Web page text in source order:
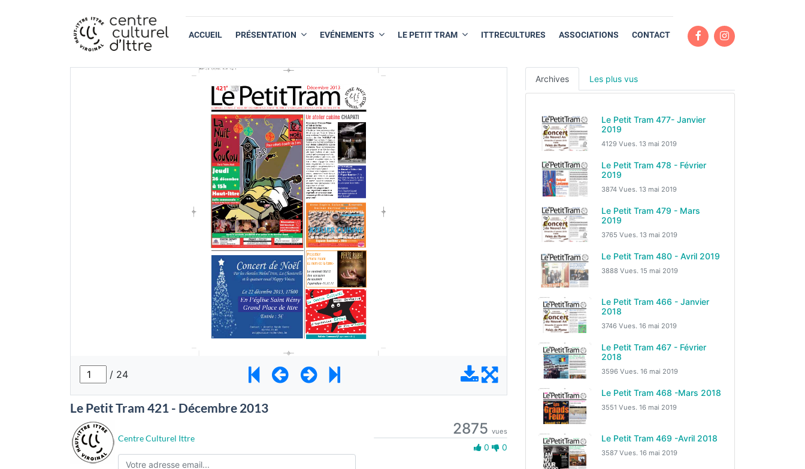
ACCUEIL PRÉSENTATION EVÉNEMENTS LE PETIT TRAM ITTRECULTURES ASSOCIATIONS CONTACT
Le Petit Tram 421 - Décembre 2013
Centre Culturel Ittre
2875 vues
0 0
Archives Les plus vus
Le Petit Tram 477- Janvier
2019
4129 Vues. 13 mai 2019
Le Petit Tram 478 - Février
2019
3874 Vues. 13 mai 2019
Le Petit Tram 479 - Mars
2019
3765 Vues. 13 mai 2019
Le Petit Tram 480 - Avril 2019
3888 Vues. 15 mai 2019
Le Petit Tram 466 - Janvier
2018
3746 Vues. 16 mai 2019
Le Petit Tram 467 - Février
2018
3596 Vues. 16 mai 2019
Le Petit Tram 468 -Mars 2018
3551 Vues. 16 mai 2019
Le Petit Tram 469 -Avril 2018
3587 Vues. 16 mai 2019